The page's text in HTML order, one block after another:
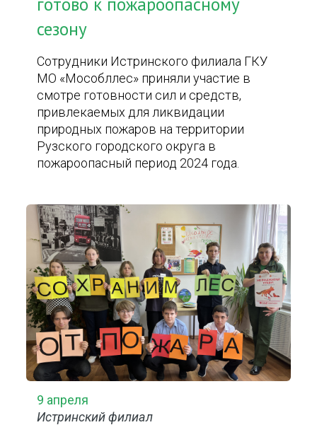
сезону
Сотрудники Истринского филиала ГКУ
МО «Мособллес» приняли участие в
смотре готовности сил и средств,
привлекаемых для ликвидации
природных пожаров на территории
Рузского городского округа в
пожароопасный период 2024 года.
9 апреля
Истринский филиал